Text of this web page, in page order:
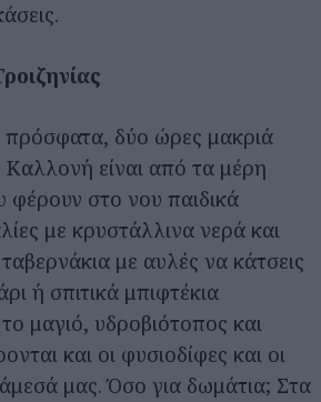
πρόσφατα, δύο ώρες μακριά
είναι από τα μέρη
φέρουν στο νου παιδικά
με κρυστάλλινα νερά και
με αυλές να κάτσεις
ή σπιτικά μπιφτέκια
μαγιό, υδροβιότοπος και
και οι φυσιοδίφες και οι
μας. Όσο για δωμάτια; Στα